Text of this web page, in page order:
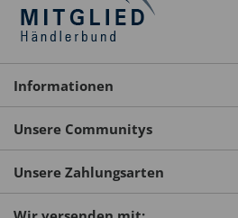
Informationen
Unsere Communitys
Unsere Zahlungsarten